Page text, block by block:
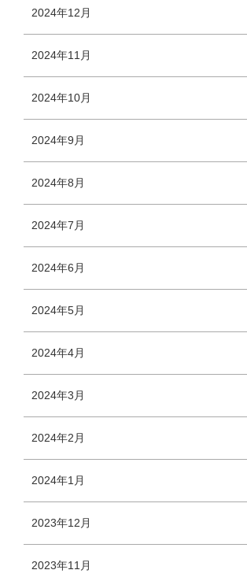
2024年12月
2024年11月
2024年10月
2024年9月
2024年8月
2024年7月
2024年6月
2024年5月
2024年4月
2024年3月
2024年2月
2024年1月
2023年12月
2023年11月